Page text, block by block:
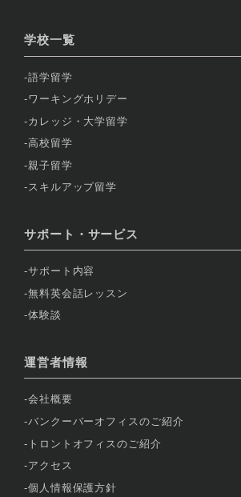
学校一覧
語学留学
ワーキングホリデー
カレッジ・大学留学
高校留学
親子留学
スキルアップ留学
サポート・サービス
サポート内容
無料英会話レッスン
体験談
運営者情報
会社概要
バンクーバーオフィスのご紹介
トロントオフィスのご紹介
アクセス
個人情報保護方針